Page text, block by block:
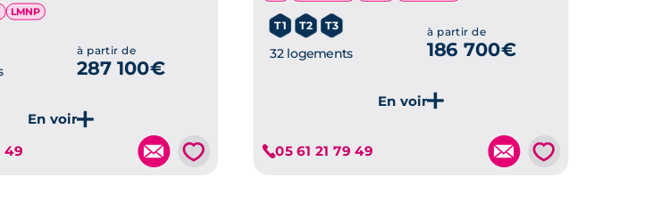
ce programme
LMNP
à partir de
287 100€
49 💗 Je découvre ce programme
T1 T2 T3
32 logements
à partir de
186 700€
05 61 21 79 49 💗